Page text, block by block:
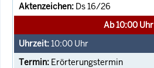
Ds 16/26
Ab 10:00 Uhr
10:00 Uhr
Erörterungstermin